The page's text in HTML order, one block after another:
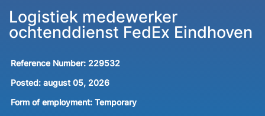
Logistiek medewerker
ochtenddienst FedEx Eindhoven
Reference Number: 229532
Posted: august 05, 2026
Form of employment: Temporary